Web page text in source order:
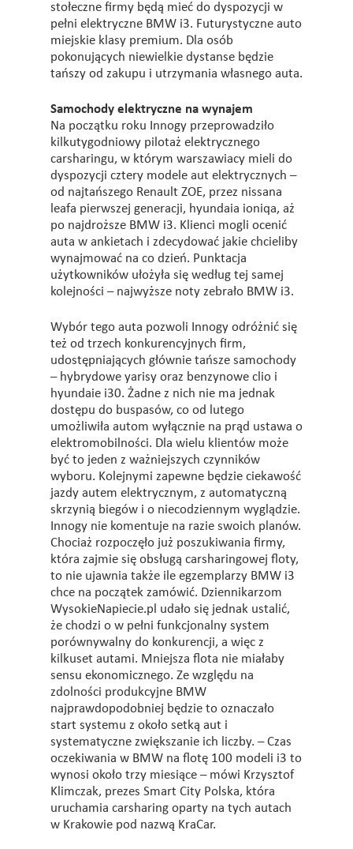
stołeczne firmy będą mieć do dyspozycji w
pełni elektryczne BMW i3. Futurystyczne auto
miejskie klasy premium. Dla osób
pokonujących niewielkie dystanse będzie
tańszy od zakupu i utrzymania własnego auta.
Samochody elektryczne na wynajem
Na początku roku Innogy przeprowadziło
kilkutygodniowy pilotaż elektrycznego
carsharingu, w którym warszawiacy mieli do
dyspozycji cztery modele aut elektrycznych –
od najtańszego Renault ZOE, przez nissana
leafa pierwszej generacji, hyundaia ioniqa, aż
po najdroższe BMW i3. Klienci mogli ocenić
auta w ankietach i zdecydować jakie chcieliby
wynajmować na co dzień. Punktacja
użytkowników ułożyła się według tej samej
kolejności – najwyższe noty zebrało BMW i3.
Wybór tego auta pozwoli Innogy odróżnić się
też od trzech konkurencyjnych firm,
udostępniających głównie tańsze samochody
– hybrydowe yarisy oraz benzynowe clio i
hyundaie i30. Żadne z nich nie ma jednak
dostępu do buspasów, co od lutego
umożliwiła autom wyłącznie na prąd ustawa o
elektromobilności. Dla wielu klientów może
być to jeden z ważniejszych czynników
wyboru. Kolejnymi zapewne będzie ciekawość
jazdy autem elektrycznym, z automatyczną
skrzynią biegów i o niecodziennym wyglądzie.
Innogy nie komentuje na razie swoich planów.
Chociaż rozpoczęło już poszukiwania firmy,
która zajmie się obsługą carsharingowej floty,
to nie ujawnia także ile egzemplarzy BMW i3
chce na początek zamówić. Dziennikarzom
WysokieNapiecie.pl udało się jednak ustalić,
że chodzi o w pełni funkcjonalny system
porównywalny do konkurencji, a więc z
kilkuset autami. Mniejsza flota nie miałaby
sensu ekonomicznego. Ze względu na
zdolności produkcyjne BMW
najprawdopodobniej będzie to oznaczało
start systemu z około setką aut i
systematyczne zwiększanie ich liczby. – Czas
oczekiwania w BMW na flotę 100 modeli i3 to
wynosi około trzy miesiące – mówi Krzysztof
Klimczak, prezes Smart City Polska, która
uruchamia carsharing oparty na tych autach
w Krakowie pod nazwą KraCar.